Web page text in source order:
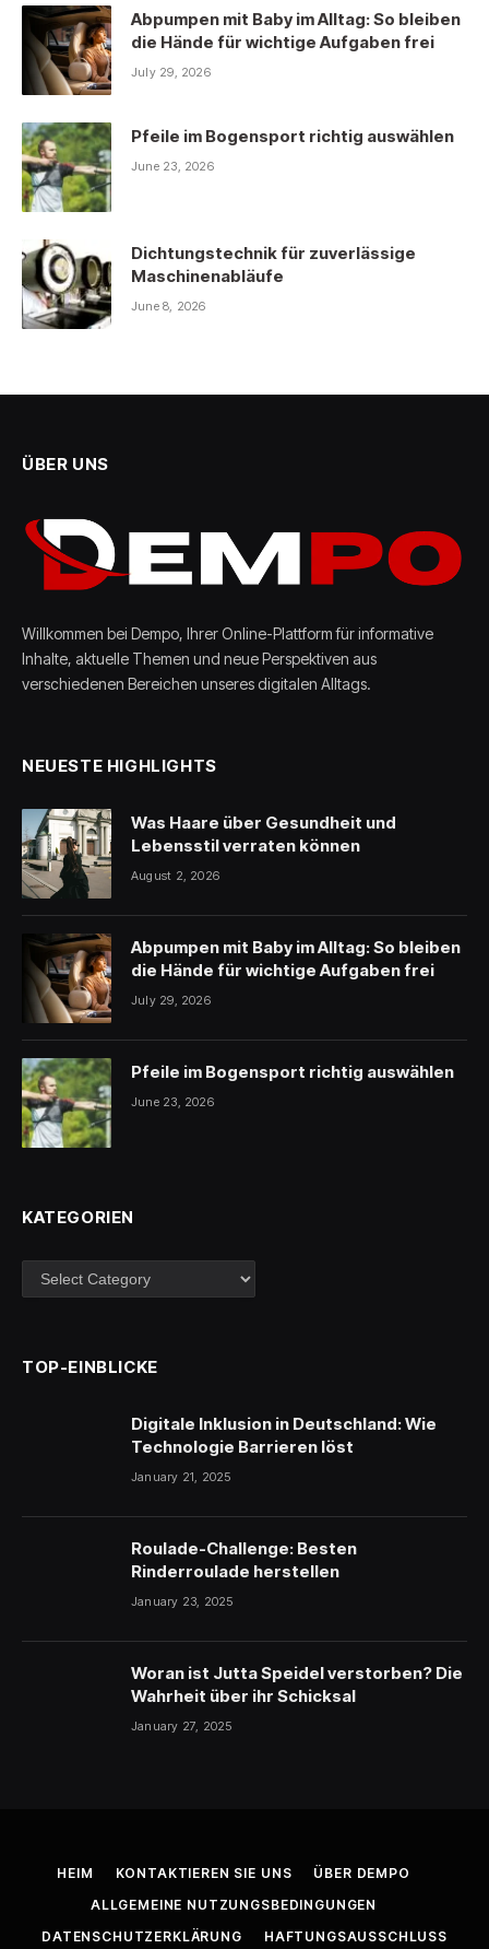
Abpumpen mit Baby im Alltag: So bleiben
die Hände für wichtige Aufgaben frei
July 29, 2026
Pfeile im Bogensport richtig auswählen
June 23, 2026
Dichtungstechnik für zuverlässige
Maschinenabläufe
June 8, 2026
ÜBER UNS
Willkommen bei Dempo, Ihrer Online-Plattform für informative
Inhalte, aktuelle Themen und neue Perspektiven aus
verschiedenen Bereichen unseres digitalen Alltags.
NEUESTE HIGHLIGHTS
Was Haare über Gesundheit und
Lebensstil verraten können
August 2, 2026
Abpumpen mit Baby im Alltag: So bleiben
die Hände für wichtige Aufgaben frei
July 29, 2026
Pfeile im Bogensport richtig auswählen
June 23, 2026
KATEGORIEN
Kategorien
TOP-EINBLICKE
Digitale Inklusion in Deutschland: Wie
Technologie Barrieren löst
January 21, 2025
Roulade-Challenge: Besten
Rinderroulade herstellen
January 23, 2025
Woran ist Jutta Speidel verstorben? Die
Wahrheit über ihr Schicksal
January 27, 2025
HEIM KONTAKTIEREN SIE UNS
ÜBER DEMPO
ALLGEMEINE NUTZUNGSBEDINGUNGEN
DATENSCHUTZERKLÄRUNG
HAFTUNGSAUSSCHLUSS